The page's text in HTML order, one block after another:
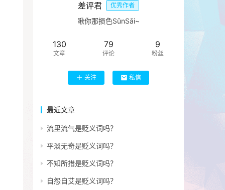
差评君 优秀作者
瞅你那损色SǔnSǎi~
130
文章
79
评论
9
粉丝
关注 私信
最近文章
流里流气是贬义词吗？
平淡无奇是贬义词吗？
不知所措是贬义词吗？
自怨自艾是贬义词吗？